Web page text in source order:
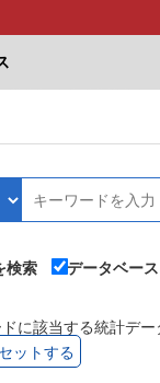
検索
データベー
に該当する統計デー
ットする